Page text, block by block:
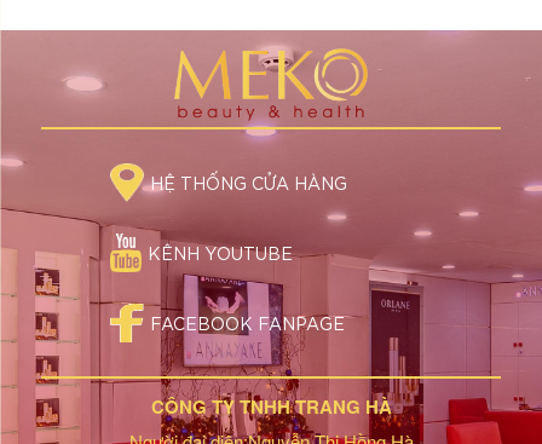
HỆ THỐNG CỬA HÀNG
KÊNH YOUTUBE
FACEBOOK FANPAGE
CÔNG TY TNHH TRANG HÀ